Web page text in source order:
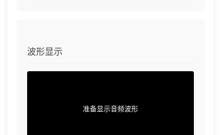
波形显示
准备显示音频波形